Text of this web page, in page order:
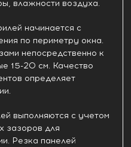
влажности воздуха.
начинается с
по периметру окна.
непосредственно к
15-20 см. Качество
определяет
выполняются с учетом
зазоров для
Резка панелей